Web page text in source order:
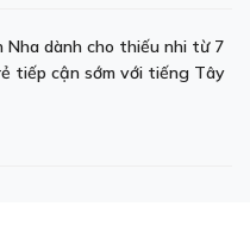
Nha dành cho thiếu nhi từ 7
tiếp cận sớm với tiếng Tây